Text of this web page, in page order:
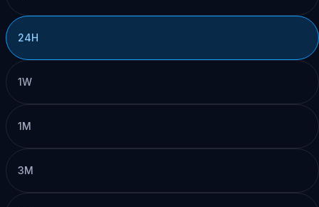
24H
1W
1M
3M